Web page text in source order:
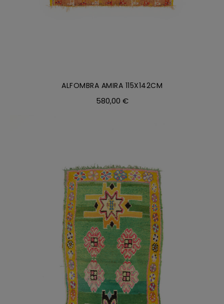
ALFOMBRA AMIRA 115X142CM
580,00 €
AÑADIR AL CARRITO / DETALLES